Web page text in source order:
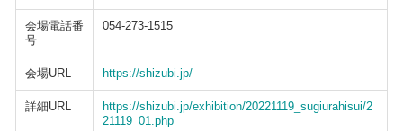
会場電話番
号
054-273-1515
会場URL https://shizubi.jp/
詳細URL
https://shizubi.jp/exhibition/20221119_sugiurahisui/2
21119_01.php